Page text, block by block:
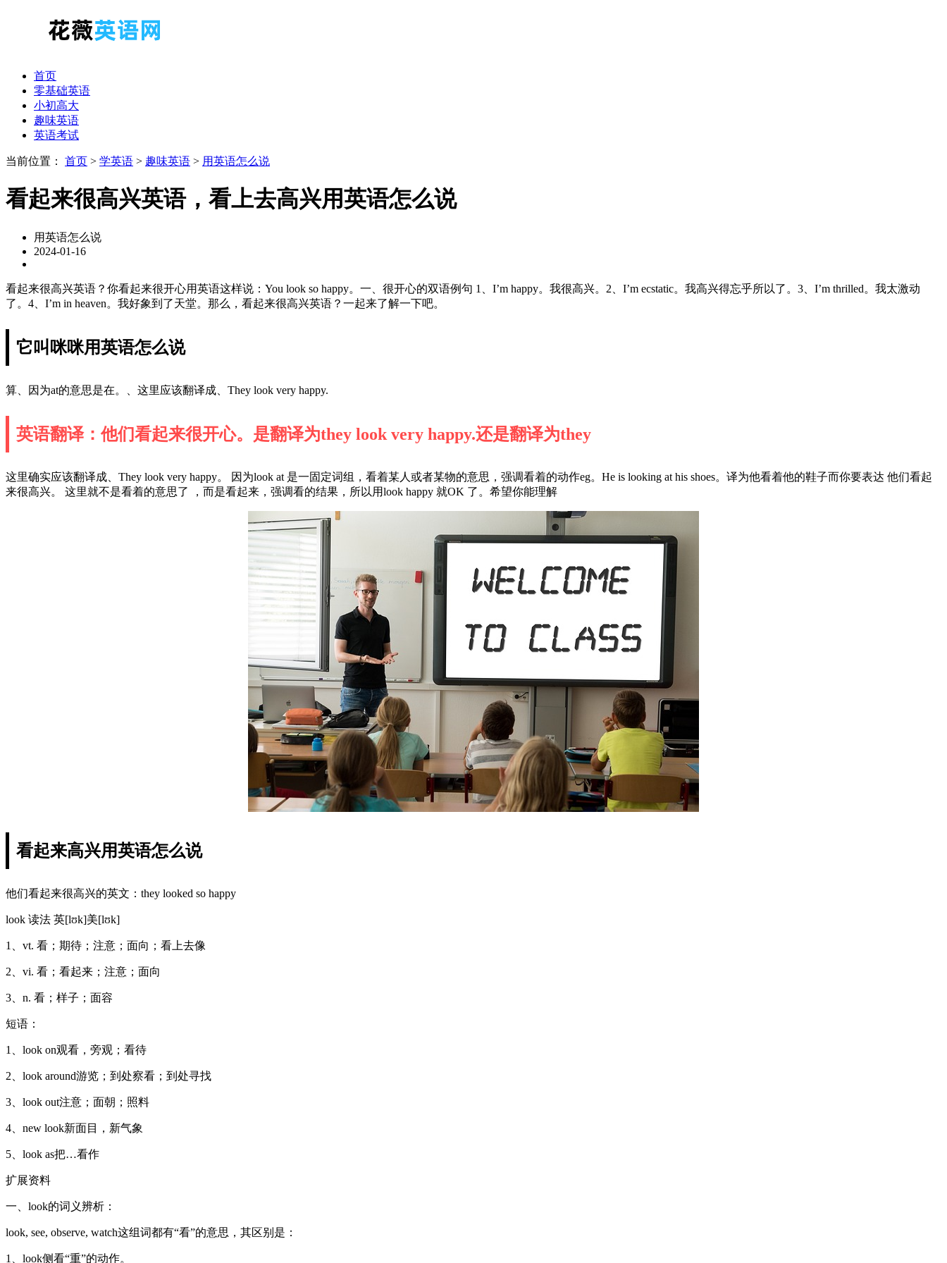
首页
零基础英语
小初高大
趣味英语
英语考试
当前位置： 首页 > 学英语 > 趣味英语 > 用英语怎么说
看起来很高兴英语，看上去高兴用英语怎么说
用英语怎么说
2024-01-16
看起来很高兴英语？你看起来很开心用英语这样说：You look so happy。一、很开心的双语例句 1、I’m happy。我很高兴。2、I’m ecstatic。我高兴得忘乎所以了。3、I’m thrilled。我太激动
了。4、I’m in heaven。我好象到了天堂。那么，看起来很高兴英语？一起来了解一下吧。
它叫咪咪用英语怎么说
算、因为at的意思是在。、这里应该翻译成、They look very happy.
英语翻译：他们看起来很开心。是翻译为they look very happy.还是翻译为they
这里确实应该翻译成、They look very happy。 因为look at 是一固定词组，看着某人或者某物的意思，强调看着的动作eg。He is looking at his shoes。译为他看着他的鞋子而你要表达 他们看起
来很高兴。 这里就不是看着的意思了 ，而是看起来，强调看的结果，所以用look happy 就OK 了。希望你能理解
看起来高兴用英语怎么说
他们看起来很高兴的英文：they looked so happy
look 读法 英[lʊk]美[lʊk]
1、vt. 看；期待；注意；面向；看上去像
2、vi. 看；看起来；注意；面向
3、n. 看；样子；面容
短语：
1、look on观看，旁观；看待
2、look around游览；到处察看；到处寻找
3、look out注意；面朝；照料
4、new look新面目，新气象
5、look as把…看作
扩展资料
一、look的词义辨析：
look, see, observe, watch这组词都有“看”的意思，其区别是：
1、look侧看“重”的动作。